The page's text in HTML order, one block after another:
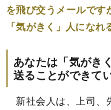
を飛び交うメールです
「気がきく」人になれ
あなたは「気がき
送ることができて
新社会人は、上司、